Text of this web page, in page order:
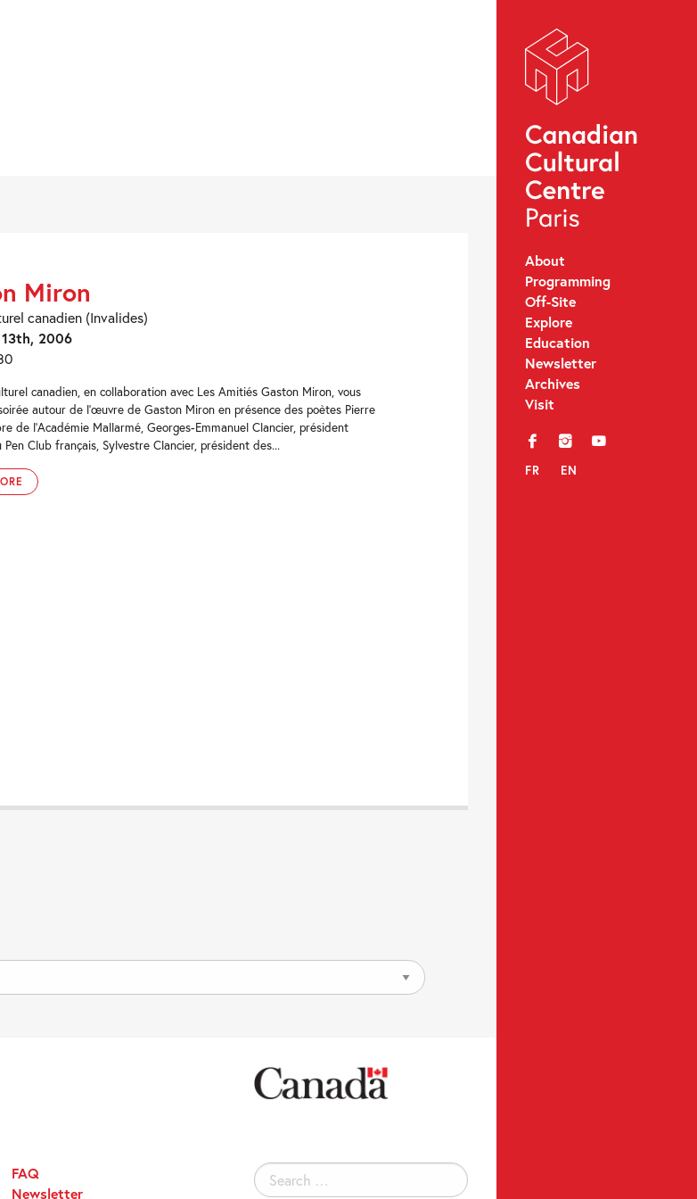
About
Programming
Off-Site
Explore
Education
Newsletter
Archives
Visit
f i y
FR EN
Miron
canadien (Invalides)
13th, 2006
canadien, en collaboration avec Les Amitiés Gaston Miron, vous
autour de l’œuvre de Gaston Miron en présence des poètes Pierre
de l’Académie Mallarmé, Georges-Emmanuel Clancier, président
Pen Club français, Sylvestre Clancier, président des...
Search
for:
FAQ
Newsletter